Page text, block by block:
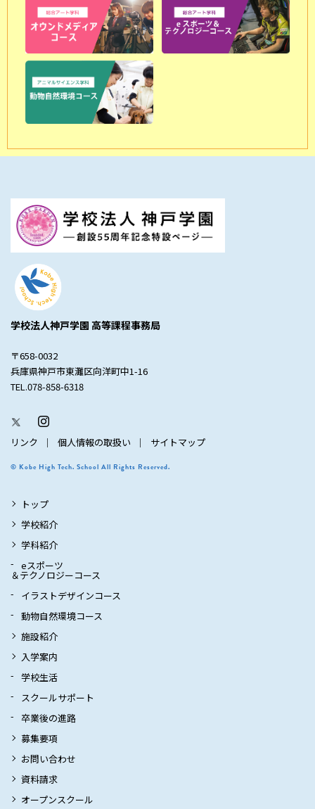
学校法人神戸学園 高等課程事務局
〒658-0032
兵庫県神戸市東灘区向洋町中1-16
TEL.078-858-6318
リンク 個人情報の取扱い サイトマップ
© Kobe High Tech. School All Rights Reserved.
トップ
学校紹介
学科紹介
eスポーツ
＆テクノロジーコース
イラストデザインコース
動物自然環境コース
施設紹介
入学案内
学校生活
スクールサポート
卒業後の進路
募集要項
お問い合わせ
資料請求
オープンスクール